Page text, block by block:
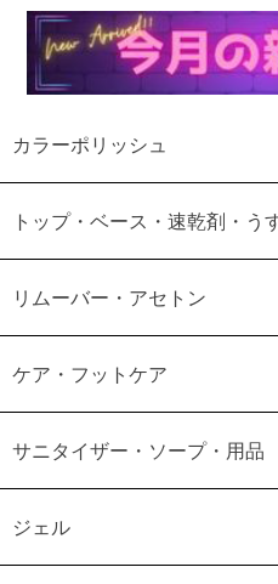
カラーポリッシュ
トップ・ベース・速乾剤・う
リムーバー・アセトン
ケア・フットケア
サニタイザー・ソープ・用品
ジェル